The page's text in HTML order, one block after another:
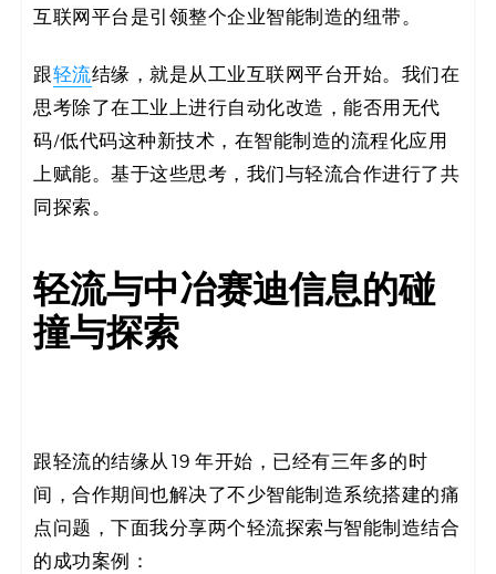
_
零
代
码
案
例
白
互联网平台是引领整个企业智能制造的纽带。
跟轻流结缘，就是从工业互联网平台开始。我们在
思考除了在工业上进行自动化改造，能否用无代
码/低代码这种新技术，在智能制造的流程化应用
上赋能。基于这些思考，我们与轻流合作进行了共
同探索。
轻流与中冶赛迪信息的碰
撞与探索
跟轻流的结缘从19 年开始，已经有三年多的时
间，合作期间也解决了不少智能制造系统搭建的痛
点问题，下面我分享两个轻流探索与智能制造结合
的成功案例：